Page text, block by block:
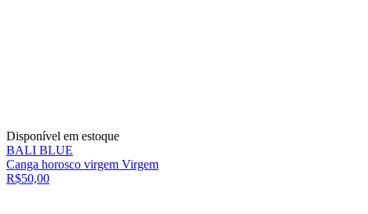
Disponível em estoque
BALI BLUE
Canga horosco virgem Virgem
R$50,00